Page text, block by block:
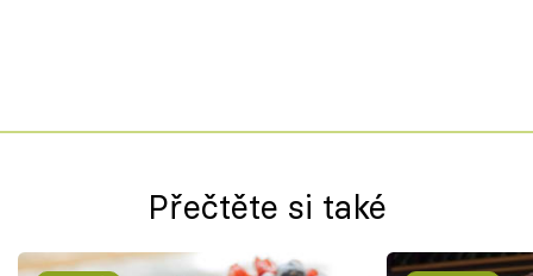
Přečtěte si také